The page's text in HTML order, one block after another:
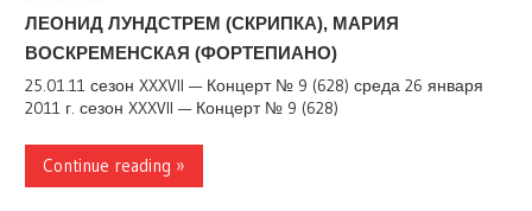
ЛЕОНИД ЛУНДСТРЕМ (СКРИПКА), МАРИЯ
ВОСКРЕМЕНСКАЯ (ФОРТЕПИАНО)
25.01.11 сезон XXXVII — Концерт № 9 (628) среда 26 января
2011 г. сезон XXXVII — Концерт № 9 (628)
Continue reading »